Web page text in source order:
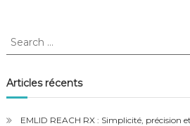
Search
Articles récents
EMLID REACH RX : Simplicité, précision